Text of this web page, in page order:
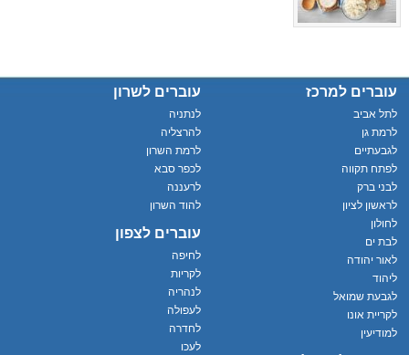
עוברים למרכז
לתל אביב
לרמת גן
לגבעתיים
לפתח תקווה
לבני ברק
לראשון לציון
לחולון
לבת ים
לאור יהודה
ליהוד
לגבעת שמואל
לקריית אונו
למודיעין
עוברים לשרון
לנתניה
להרצליה
לרמת השרון
לכפר סבא
לרעננה
להוד השרון
עוברים לצפון
לחיפה
לקריות
לנהריה
לעפולה
לחדרה
לעכו